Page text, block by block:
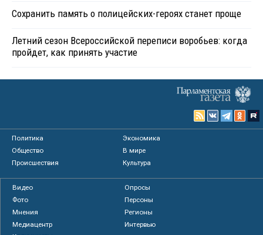
Сохранить память о полицейских-героях станет проще
Летний сезон Всероссийской переписи воробьев: когда
пройдет, как принять участие
Политика
Экономика
Общество
В мире
Происшествия
Культура
Видео
Опросы
Фото
Персоны
Мнения
Регионы
Медиацентр
Интервью